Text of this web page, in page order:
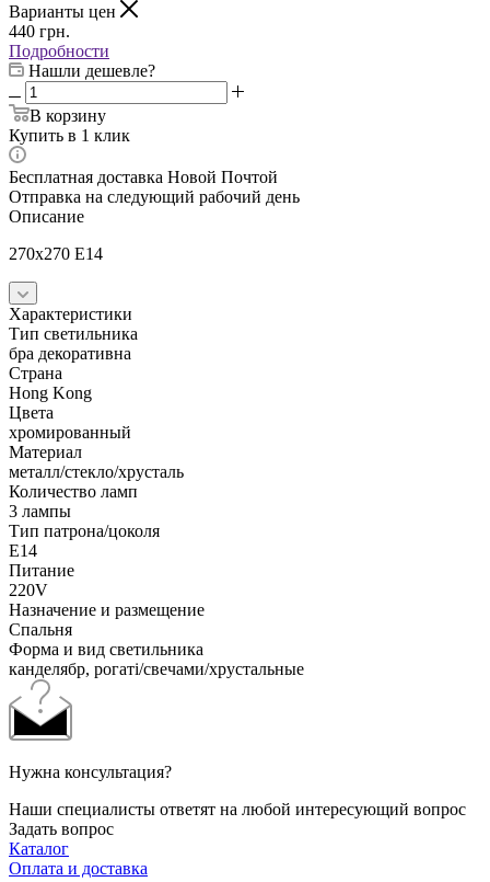
Варианты цен
440 грн.
Подробности
Нашли дешевле?
В корзину
Купить в 1 клик
Бесплатная доставка Новой Почтой
Отправка на следующий рабочий день
Описание
270x270 E14
Характеристики
Тип светильника
бра декоративна
Страна
Hong Kong
Цвета
хромированный
Материал
металл/стекло/хрусталь
Количество ламп
3 лампы
Тип патрона/цоколя
E14
Питание
220V
Назначение и размещение
Спальня
Форма и вид светильника
канделябр, рогаті/свечами/хрустальные
Нужна консультация?
Наши специалисты ответят на любой интересующий вопрос
Задать вопрос
Каталог
Оплата и доставка